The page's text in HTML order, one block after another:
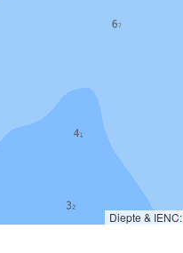
Diepte & IENC: